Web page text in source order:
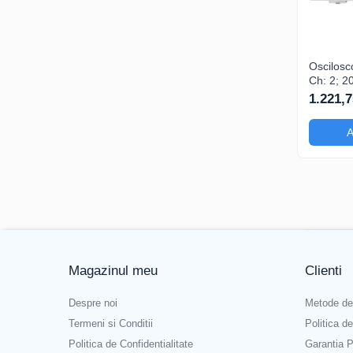
Ch: 2;
10kpts;
dispune de
avansat
Magazinul meu
Despre noi
Termeni si Conditii
Politica de Confidentialitate
Clienti
Metode
Politica
Garantia